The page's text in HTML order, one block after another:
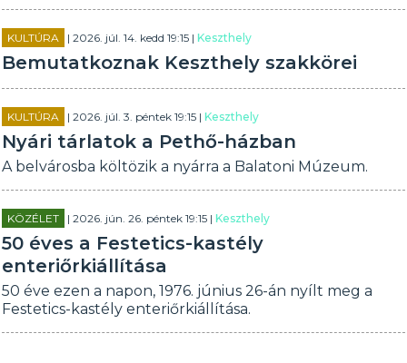
KULTÚRA | 2026. júl. 14. kedd 19:15 |Keszthely
Bemutatkoznak Keszthely szakkörei
KULTÚRA | 2026. júl. 3. péntek 19:15 |Keszthely
Nyári tárlatok a Pethő-házban
A belvárosba költözik a nyárra a Balatoni Múzeum.
KÖZÉLET | 2026. jún. 26. péntek 19:15 |Keszthely
50 éves a Festetics-kastély
enteriőrkiállítása
50 éve ezen a napon, 1976. június 26-án nyílt meg a
Festetics-kastély enteriőrkiállítása.